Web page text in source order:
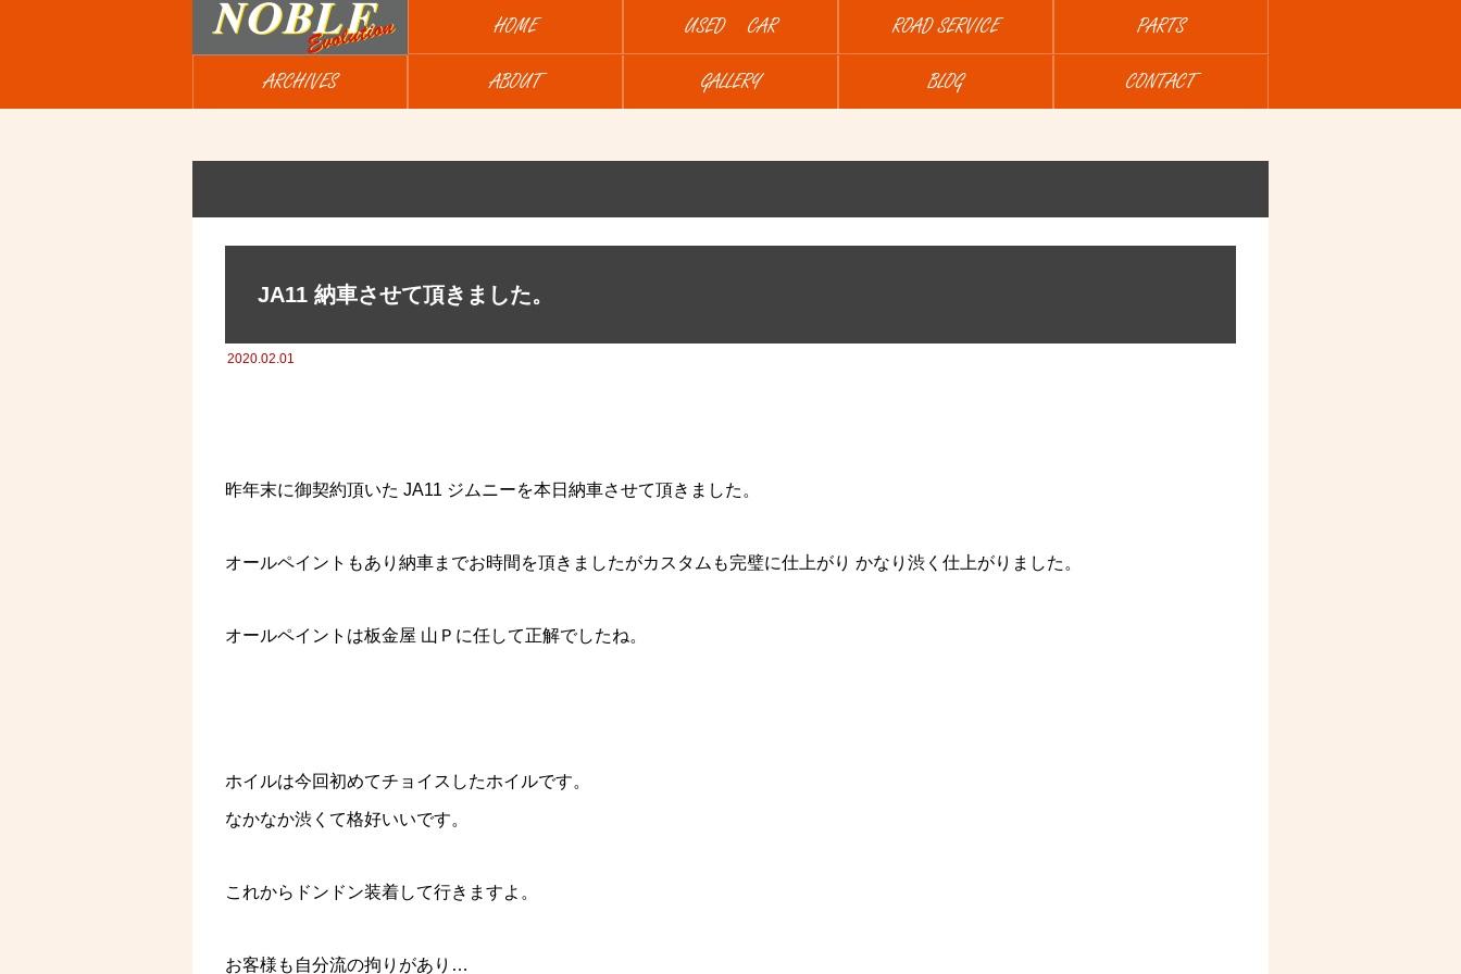
HOME USED CAR ROAD SERVICE PARTS
ARCHIVES ABOUT GALLERY BLOG CONTACT
JA11 納車させて頂きました。
2020.02.01
昨年末に御契約頂いた JA11 ジムニーを本日納車させて頂きました。
オールペイントもあり納車までお時間を頂きましたがカスタムも完璧に仕上がり かなり渋く仕上がりました。
オールペイントは板金屋 山Ｐに任して正解でしたね。
ホイルは今回初めてチョイスしたホイルです。
なかなか渋くて格好いいです。
これからドンドン装着して行きますよ。
お客様も自分流の拘りがあり…